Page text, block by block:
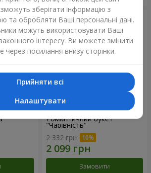
Романтичний букет
"Чарівність"
2 332 грн
Замовити
зберігати інформацію з
та обробляти Ваші персональні дані.
можуть використовувати Ваші
законного інтересу. Ви можете змінити
через посилання внизу сторінки.
Прийняти всі
Налаштувати